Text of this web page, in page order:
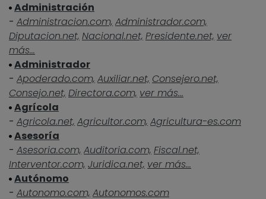
Administración
- Administracion.com, Administrador.com,
Diputacion.net, Nacional.net, Presidente.net, ver
más...
Administrador
- Apoderado.com, Auxiliar.net, Consejero.net,
Consejo.net, Directora.com, ver más...
Agrícola
- Agricola.net, Agricultor.com, Agricultura-es.com
Asesoría
- Asesoria.com, Auditoria.com, Fiscal.net,
Interventor.com, Juridica.net, ver más...
Autónomo
- Autonomo.com, Autonomos.com